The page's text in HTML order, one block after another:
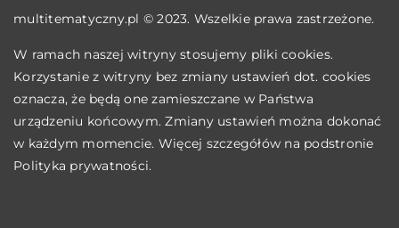
multitematyczny.pl © 2023. Wszelkie prawa zastrzeżone.
W ramach naszej witryny stosujemy pliki cookies.
Korzystanie z witryny bez zmiany ustawień dot. cookies
oznacza, że będą one zamieszczane w Państwa
urządzeniu końcowym. Zmiany ustawień można dokonać
w każdym momencie. Więcej szczegółów na podstronie
Polityka prywatności.